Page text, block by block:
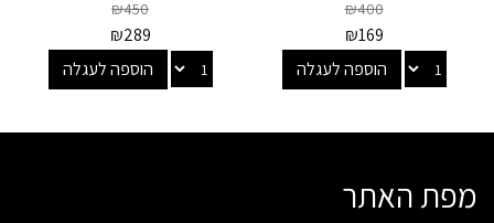
₪400
₪169
הוספה לעגלה
₪450
₪289
הוספה לעגלה
מפת האתר